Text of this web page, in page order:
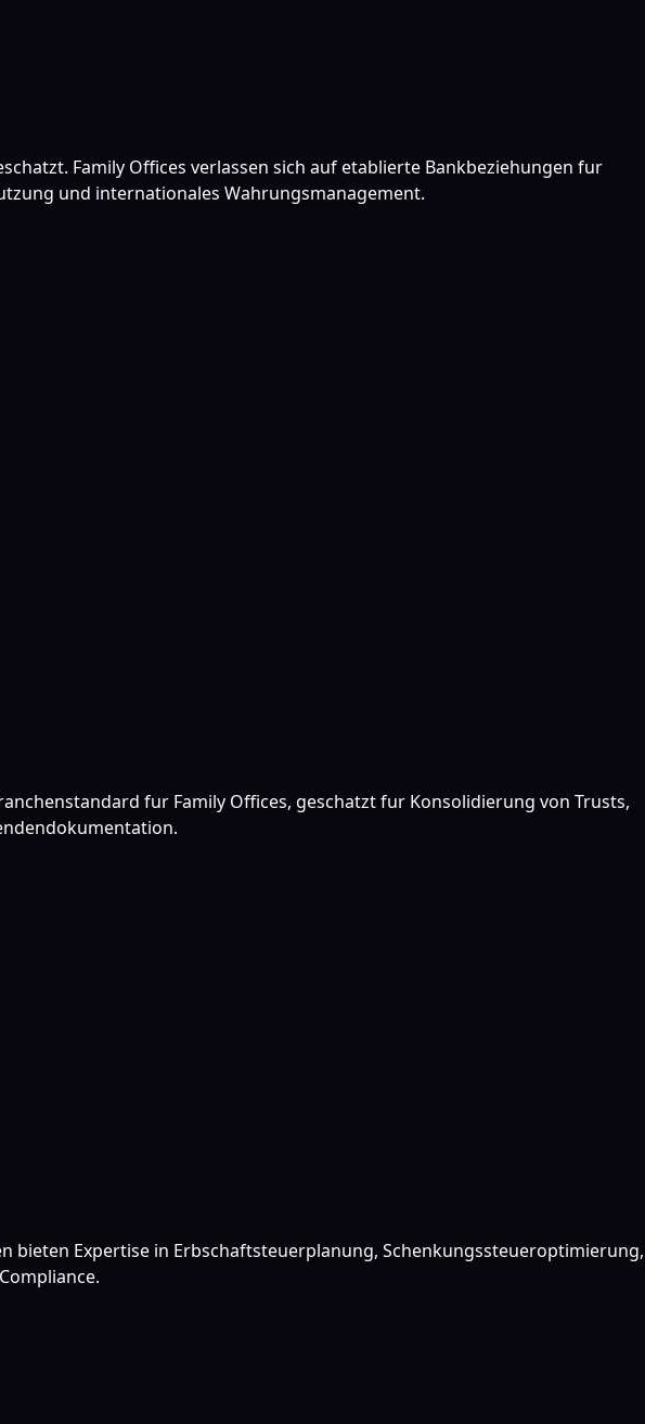
Family Offices verlassen sich auf etablierte Bankbeziehungen fur
und internationales Wahrungsmanagement.
fur Family Offices, geschatzt fur Konsolidierung von Trusts,
bieten Expertise in Erbschaftsteuerplanung, Schenkungssteueroptimierung,